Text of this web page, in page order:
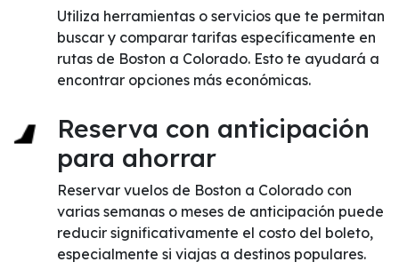
Utiliza herramientas o servicios que te permitan
buscar y comparar tarifas específicamente en
rutas de Boston a Colorado. Esto te ayudará a
encontrar opciones más económicas.
Reserva con anticipación
para ahorrar
Reservar vuelos de Boston a Colorado con
varias semanas o meses de anticipación puede
reducir significativamente el costo del boleto,
especialmente si viajas a destinos populares.